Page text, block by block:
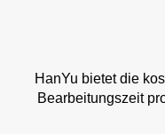
HanYu bietet die
Bearbeitungszeit